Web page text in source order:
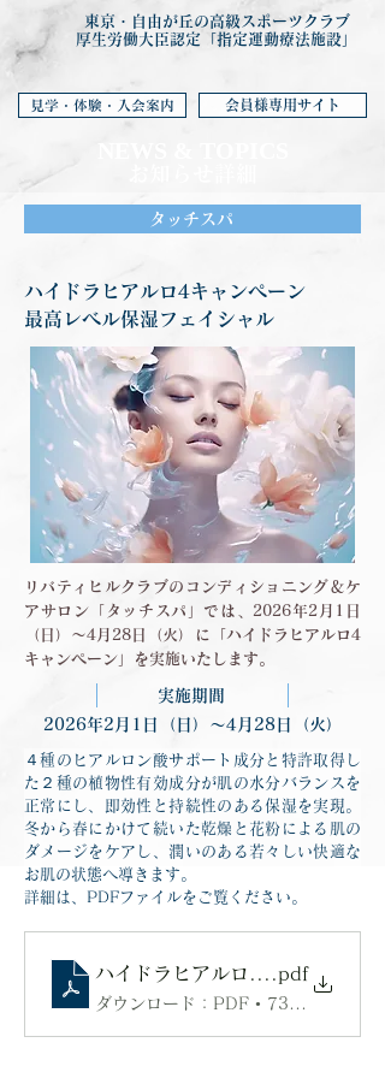
東京・自由が丘の高級スポーツクラブ
厚生労働大臣認定「指定運動療法施設」
見学・体験・入会案内 会員様専用サイト
タッチスパ
ハイドラヒアルロ4キャンペーン
最高レベル保湿フェイシャル
リバティヒルクラブのコンディショニング＆ケ
アサロン「タッチスパ」では、2026年2月1日
（日）〜4月28日（火）に「ハイドラヒアルロ4
キャンペーン」を実施いたします。
実施期間
2026年2月1日（日）〜4月28日（火）
４種のヒアルロン酸サポート成分と特許取得し
た２種の植物性有効成分が肌の水分バランスを
正常にし、即効性と持続性のある保湿を実現。
冬から春にかけて続いた乾燥と花粉による肌の
ダメージをケアし、潤いのある若々しい快適な
お肌の状態へ導きます。
詳細は、PDFファイルをご覧ください。
ハイドラヒアルロ4_20260201
.pdf
ダウンロード：PDF • 735KB